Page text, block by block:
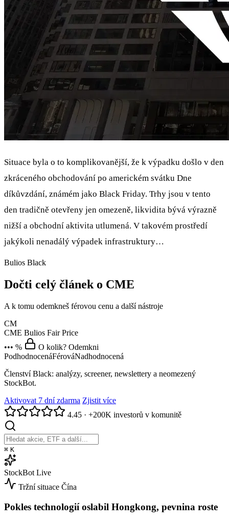
Situace byla o to komplikovanější, že k výpadku došlo v den
zkráceného obchodování po americkém svátku Dne
díkůvzdání, známém jako Black Friday. Trhy jsou v tento
den tradičně otevřeny jen omezeně, likvidita bývá výrazně
nižší a obchodní aktivita utlumená. V takovém prostředí
jakýkoli nenadálý výpadek infrastruktury…
Bulios Black
Dočti celý článek o CME
A k tomu odemkneš férovou cenu a další nástroje
CM
CME Bulios Fair Price
••• %
O kolik? Odemkni
PodhodnocenáFérováNadhodnocená
Členství Black: analýzy, screener, newslettery a neomezený
StockBot.
Aktivovat 7 dní zdarma Zjistit více
4.45 · +200K investorů v komunitě
⌘ K
StockBot Live
Tržní situace Čína
Pokles technologií oslabil Hongkong, pevnina roste